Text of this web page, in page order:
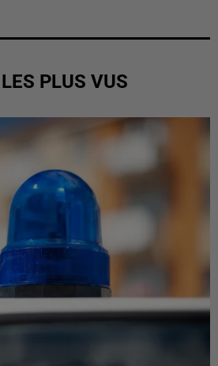
PLUS VUS